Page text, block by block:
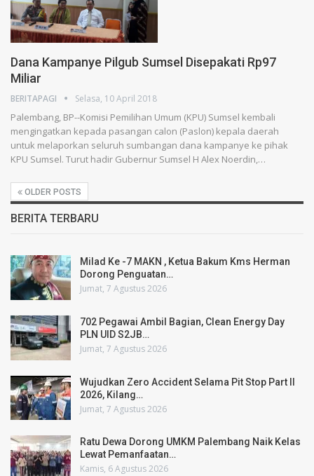
Dana Kampanye Pilgub Sumsel Disepakati Rp97
Miliar
BERITAPAGI Selasa, 10 April 2018
Palembang, BP--Komisi Pemilihan Umum (KPU) Sumsel kembali
mengingatkan kepada pasangan calon (Paslon) kepala daerah
untuk melaporkan seluruh sumbangan dana kampanye ke pihak
KPU Sumsel. Turut hadir Gubernur Sumsel H Alex Noerdin,…
OLDER POSTS
BERITA TERBARU
Milad Ke -7 MAKN , Ketua Bakum Kms Herman
Dorong Penguatan…
Jumat, 7 Agustus 2026
702 Pegawai Ambil Bagian, Clean Energy Day
PLN UID S2JB…
Jumat, 7 Agustus 2026
Wujudkan Zero Accident Selama Pit Stop Part II
2026, Kilang…
Jumat, 7 Agustus 2026
Ratu Dewa Dorong UMKM Palembang Naik Kelas
Lewat Pemanfaatan…
Kamis, 6 Agustus 2026